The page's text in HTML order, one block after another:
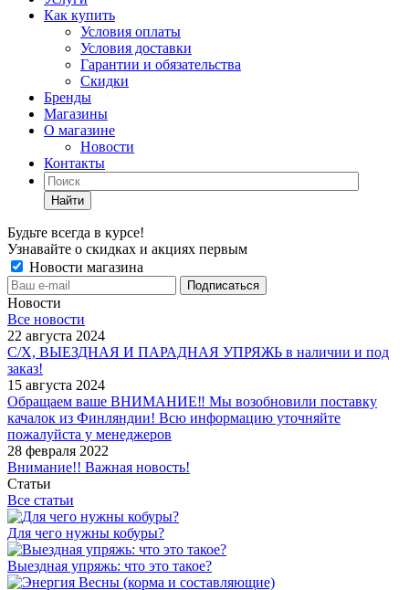
Как купить
Условия оплаты
Условия доставки
Гарантии и обязательства
Скидки
Бренды
Магазины
О магазине
Новости
Контакты
Найти
Будьте всегда в курсе!
Узнавайте о скидках и акциях первым
Новости магазина
Новости
Все новости
22 августа 2024
С/Х, ВЫЕЗДНАЯ И ПАРАДНАЯ УПРЯЖЬ в наличии и под
заказ!
15 августа 2024
Обращаем ваше ВНИМАНИЕ‼ Мы возобновили поставку
качалок из Финляндии! Всю информацию уточняйте
пожалуйста у менеджеров
28 февраля 2022
Внимание!! Важная новость!
Статьи
Все статьи
Для чего нужны кобуры?
Выездная упряжь: что это такое?